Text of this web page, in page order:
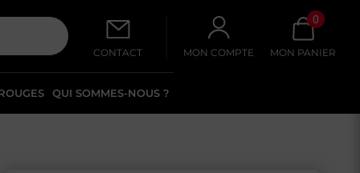
CONTACT
QUI SOMMES-NOUS ?
MON COMPTE
0
MON PANIER